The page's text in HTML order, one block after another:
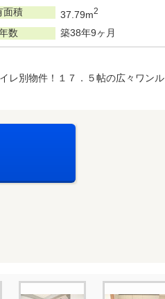
面積 37.79m2
数 築38年9ヶ月
別物件！１７．５帖の広々ワンル